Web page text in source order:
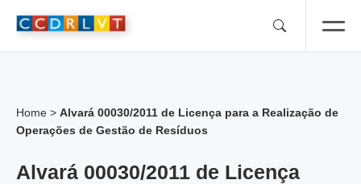
Home > Alvará 00030/2011 de Licença para a Realização de
Operações de Gestão de Resíduos
Alvará 00030/2011 de Licença